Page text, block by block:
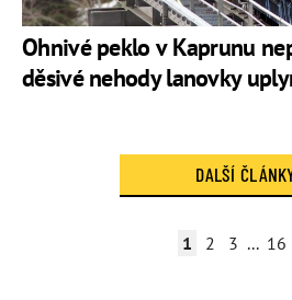
Ohnivé peklo v Kaprunu
děsivé nehody lanovky
DALŠÍ
1 2 3 ... 16